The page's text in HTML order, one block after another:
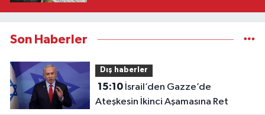
Son Haberler
Dış haberler
15:10İsrail’den Gazze’de
Ateşkesin İkinci Aşamasına Ret